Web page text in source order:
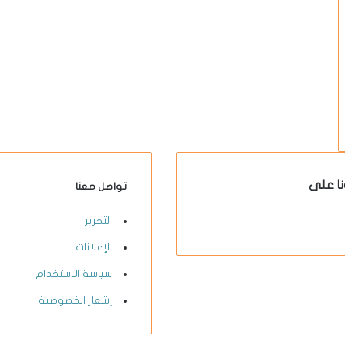
تواصل معنا
التحرير
الإعلانات
سياسة الاستخدام
إشعار الخصوصية
على